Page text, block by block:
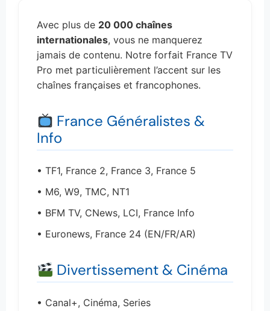
Avec plus de 20 000 chaînes
internationales, vous ne manquerez
jamais de contenu. Notre forfait France TV
Pro met particulièrement l’accent sur les
chaînes françaises et francophones.
France Généralistes &
Info
• TF1, France 2, France 3, France 5
• M6, W9, TMC, NT1
• BFM TV, CNews, LCI, France Info
• Euronews, France 24 (EN/FR/AR)
Divertissement & Cinéma
• Canal+, Cinéma, Series